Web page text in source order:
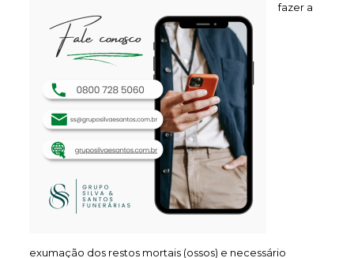
fazer a
exumação dos restos mortais (ossos) e necessário